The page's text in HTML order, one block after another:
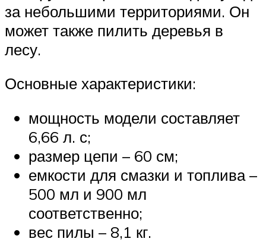
за небольшими территориями. Он
может также пилить деревья в
лесу.
Основные характеристики:
мощность модели составляет
6,66 л. с;
размер цепи – 60 см;
емкости для смазки и топлива –
500 мл и 900 мл
соответственно;
вес пилы – 8,1 кг.